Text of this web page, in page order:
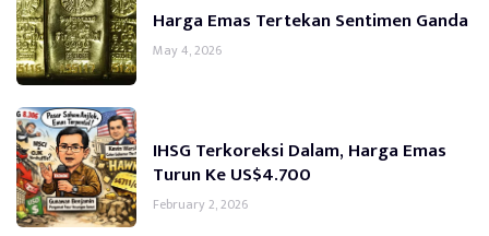
Harga Emas Tertekan Sentimen Ganda
May 4, 2026
IHSG Terkoreksi Dalam, Harga Emas
Turun Ke US$4.700
February 2, 2026